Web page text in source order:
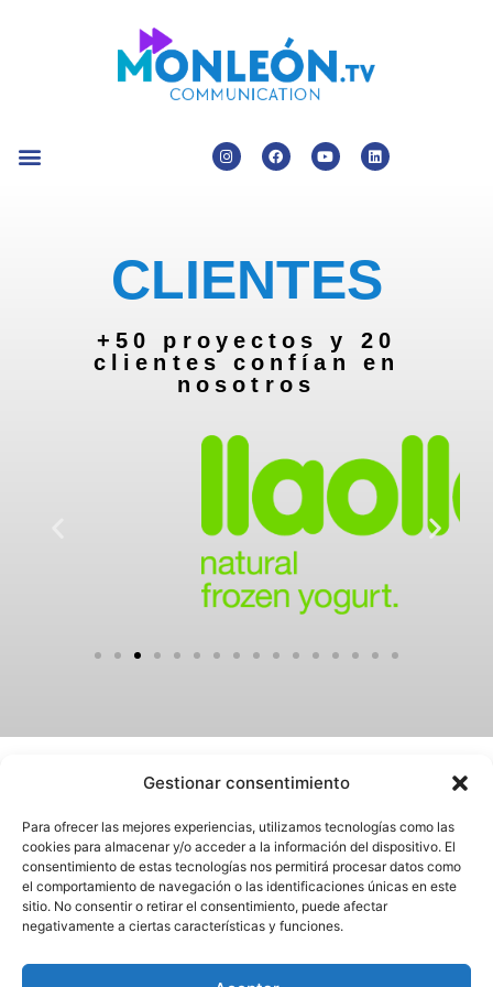
Gestionar consentimiento
Para ofrecer las mejores experiencias, utilizamos tecnologías como las
cookies para almacenar y/o acceder a la información del dispositivo. El
consentimiento de estas tecnologías nos permitirá procesar datos como
el comportamiento de navegación o las identificaciones únicas en este
sitio. No consentir o retirar el consentimiento, puede afectar
negativamente a ciertas características y funciones.
CLIENTES
+50 proyectos y 20
clientes confían en
nosotros